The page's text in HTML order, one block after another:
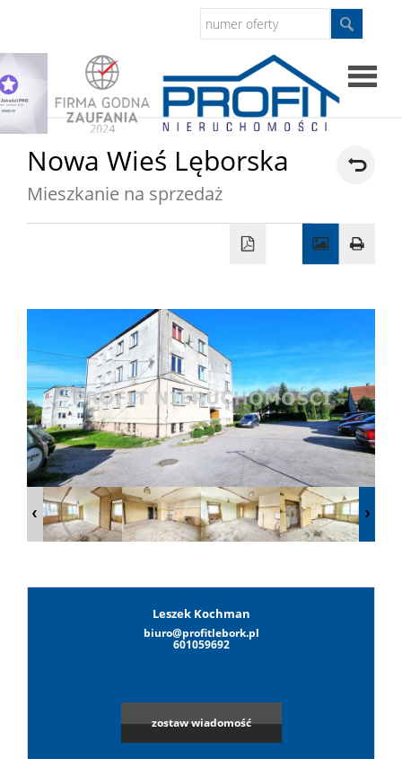
Dzialki
Lokale
Hale
Nowa Wieś Lęborska
Mieszkanie na sprzedaż
Leszek Kochman
biuro@profitlebork.pl
601059692
zostaw wiadomość